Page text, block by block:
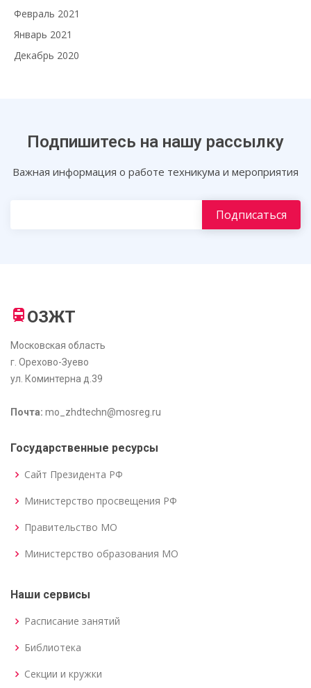
Февраль 2021
Январь 2021
Декабрь 2020
Подпишитесь на нашу рассылку
Важная информация о работе техникума и мероприятия
ОЗЖТ
Московская область
г. Орехово-Зуево
ул. Коминтерна д.39
Почта: mo_zhdtechn@mosreg.ru
Государственные ресурсы
Сайт Президента РФ
Министерство просвещения РФ
Правительство МО
Министерство образования МО
Наши сервисы
Расписание занятий
Библиотека
Секции и кружки